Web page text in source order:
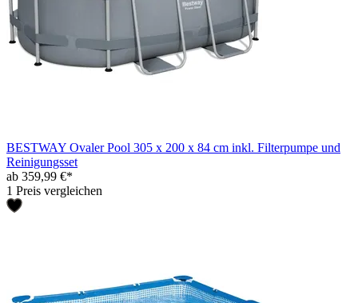
BESTWAY Ovaler Pool 305 x 200 x 84 cm inkl. Filterpumpe und
Reinigungsset
ab 359,99 €*
1 Preis vergleichen